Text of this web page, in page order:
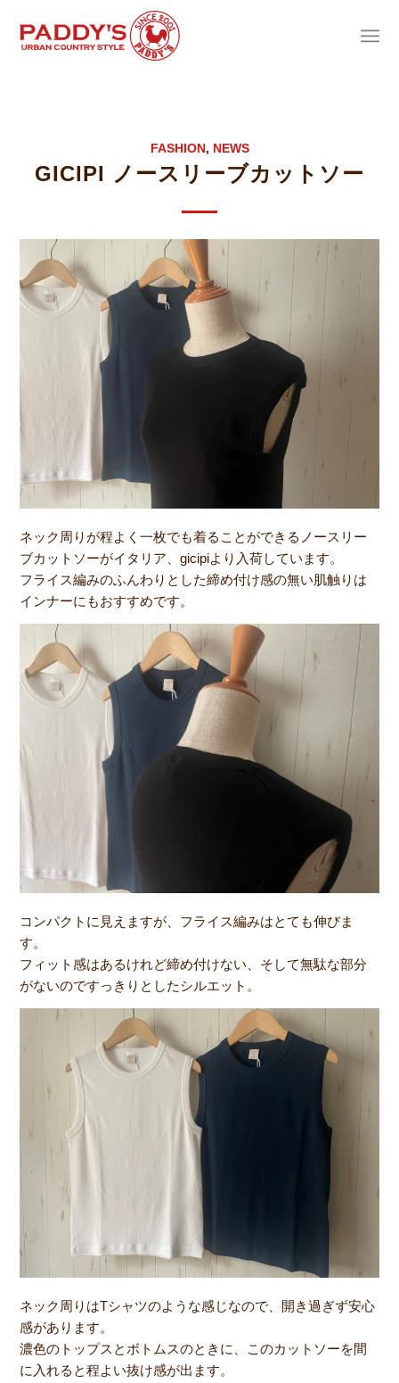
FASHION , NEWS
GICIPI ノースリーブカットソー
ネック周りが程よく一枚でも着ることができるノースリー
ブカットソーがイタリア、gicipiより入荷しています。
フライス編みのふんわりとした締め付け感の無い肌触りは
インナーにもおすすめです。
コンパクトに見えますが、フライス編みはとても伸びま
す。
フィット感はあるけれど締め付けない、そして無駄な部分
がないのですっきりとしたシルエット。
ネック周りはTシャツのような感じなので、開き過ぎず安心
感があります。
濃色のトップスとボトムスのときに、このカットソーを間
に入れると程よい抜け感が出ます。